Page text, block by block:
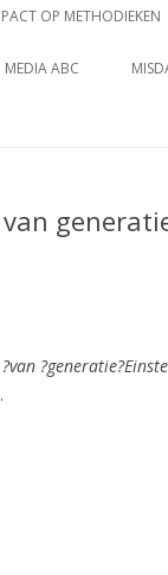
OP METHODIEKEN
MEDIA ABC
?generatie?